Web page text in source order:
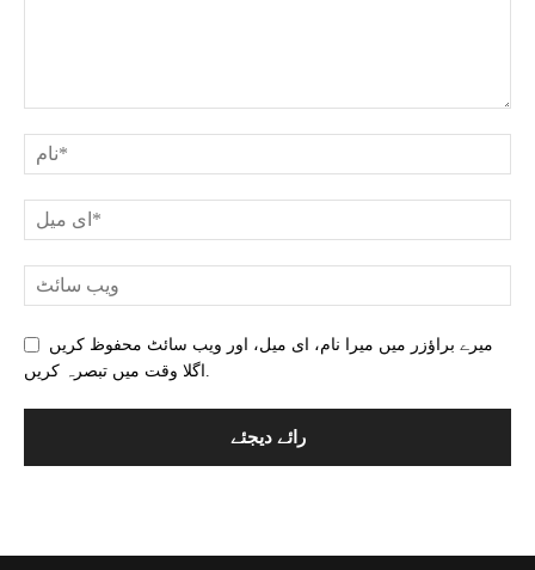
میرے براؤزر میں میرا نام، ای میل، اور ویب سائٹ محفوظ کریں
اگلا وقت میں تبصرہ کریں.